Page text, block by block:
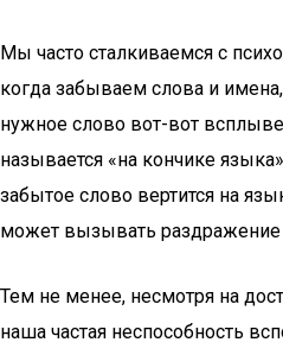
Мы часто сталкиваемся с
когда забываем слова и
нужное слово вот-вот
называется «на кончике
забытое слово вертится на
может вызывать
Тем не менее, несмотря на
наша частая неспособность